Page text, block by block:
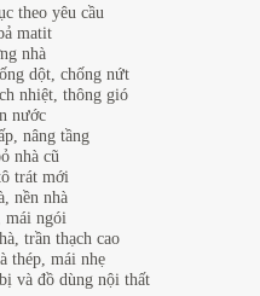
theo yêu cầu
matit
nhà
dột, chống nứt
nhiệt, thông gió
nước
nâng tầng
nhà cũ
trát mới
nền nhà
mái ngói
trần thạch cao
thép, mái nhẹ
và đồ dùng nội thất